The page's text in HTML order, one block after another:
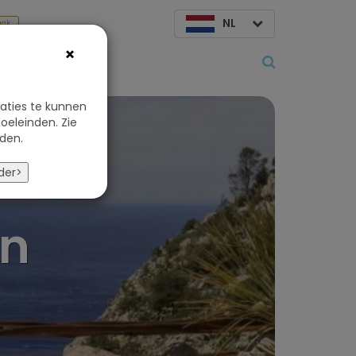
NL
Over ons
×
te kunnen
Zie